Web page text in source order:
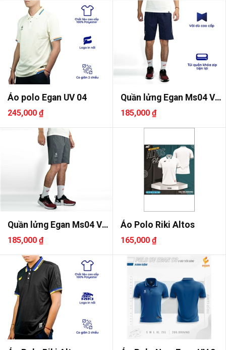
Áo polo Egan UV 04
245,000 ₫
Quần lửng Egan Ms04 Vải
dù
185,000 ₫
Quần lửng Egan Ms04 Vải
dù
185,000 ₫
Áo Polo Riki Altos
165,000 ₫